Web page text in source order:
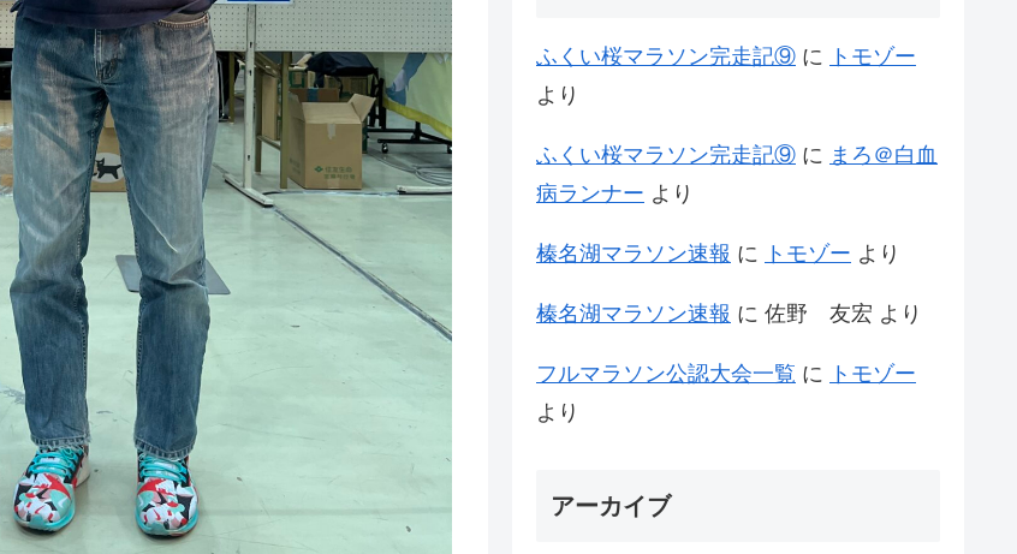
ふくい桜マラソン完走記⑨ に
トモゾー
より
ふくい桜マラソン完走記⑨ に まろ＠白血
病ランナー より
榛名湖マラソン速報 に トモゾー より
榛名湖マラソン速報 に 佐野 友宏 より
フルマラソン公認大会一覧 に
トモゾー
より
アーカイブ